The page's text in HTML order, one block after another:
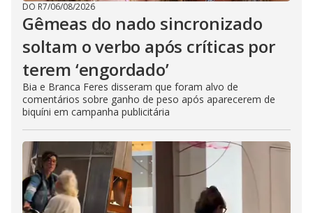
DO R7/06/08/2026
Gêmeas do nado sincronizado
soltam o verbo após críticas por
terem ‘engordado’
Bia e Branca Feres disseram que foram alvo de
comentários sobre ganho de peso após aparecerem de
biquíni em campanha publicitária